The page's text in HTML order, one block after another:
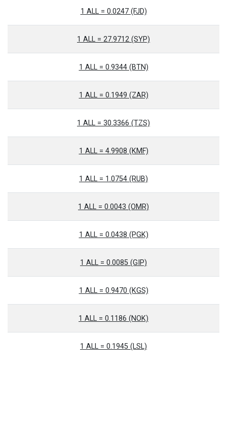
1 ALL = 0.0247 (FJD)
1 ALL = 27.9712 (SYP)
1 ALL = 0.9344 (BTN)
1 ALL = 0.1949 (ZAR)
1 ALL = 30.3366 (TZS)
1 ALL = 4.9908 (KMF)
1 ALL = 1.0754 (RUB)
1 ALL = 0.0043 (OMR)
1 ALL = 0.0438 (PGK)
1 ALL = 0.0085 (GIP)
1 ALL = 0.9470 (KGS)
1 ALL = 0.1186 (NOK)
1 ALL = 0.1945 (LSL)